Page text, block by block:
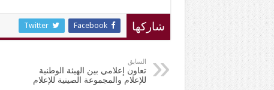
شاركها Facebook
Twitter
السابق
تعاون إعلامي بين الهيئة الوطنية
للإعلام والمجموعة الصينية للإعلام